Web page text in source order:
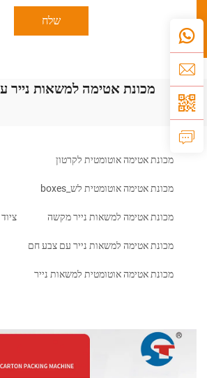
שלח
מכונת אטימה למשאות נייר
מכונת אטימה אוטומטית לקרטון
מכונת אטימה אוטומטית לש_boxes
מכונת אטימה למשאות נייר מקשה
מכונת אטימה למשאות נייר עם צבע חם
מכונת אטימה אוטומטית למשאות נייר